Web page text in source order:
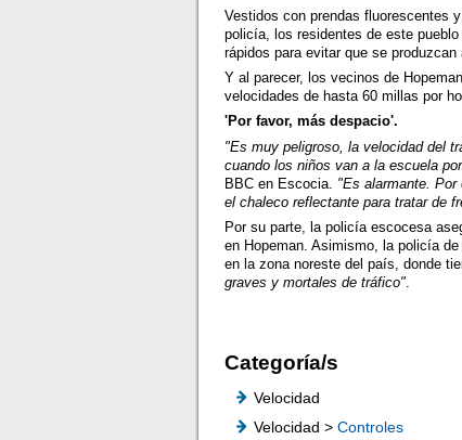
Vestidos con prendas fluorescentes
policía, los residentes de este
rápidos para evitar que se
Y al parecer, los vecinos de
velocidades de hasta 60 millas por
'Por favor, más despacio'.
"Es muy peligroso, la velocidad del
cuando los niños van a la escuela
BBC en Escocia. "Es alarmante. Por
el chaleco reflectante para tratar de
Por su parte, la policía escocesa
en Hopeman. Asimismo, la policía
en la zona noreste del país, donde
graves y mortales de tráfico".
Categoría/s
Velocidad
Velocidad >Controles